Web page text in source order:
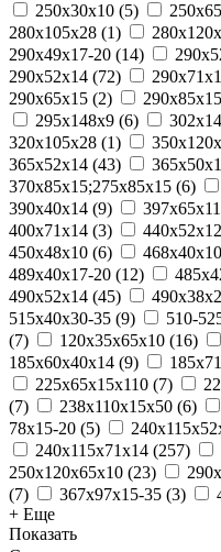
250x30x10 (5)
280x105x28 (1)
290x49x17-20 (14)
290x52x14 (72)
290х65х15 (2)
295х148х9 (6)
320x105x28 (1)
365x52x14 (43)
370х85х15;275х85х15 (6)
390x40x14 (9) 397x65x11
400х71х14 (3) 440x52x12
450x48x10 (6) 468x40x10
489x40x17-20 (12)
490x52x14 (45)
515x40x30-35 (9) 510-
(7) 120x35x65x10 (16)
185x60x40x14 (9)
225х65х15х110 (7)
(7) 238х110х15х50 (6)
78x15-20 (5)
240x115x71x14 (257)
250x120x65x10 (23)
(7) 367x97x15-35 (3)
+ Еще
Показать